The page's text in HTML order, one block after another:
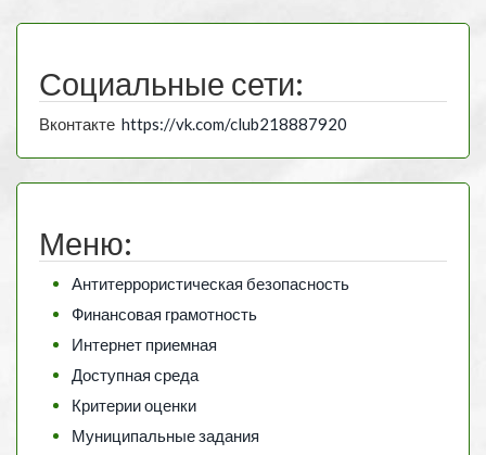
Социальные сети:
Вконтакте https://vk.com/club218887920
Меню:
Антитеррористическая безопасность
Финансовая грамотность
Интернет приемная
Доступная среда
Критерии оценки
Муниципальные задания